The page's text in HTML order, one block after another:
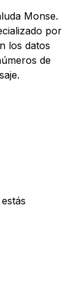
Monse.
por
los datos
de